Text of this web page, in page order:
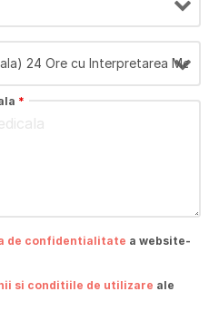
*
de confidentialitate a website-
si conditiile de utilizare ale